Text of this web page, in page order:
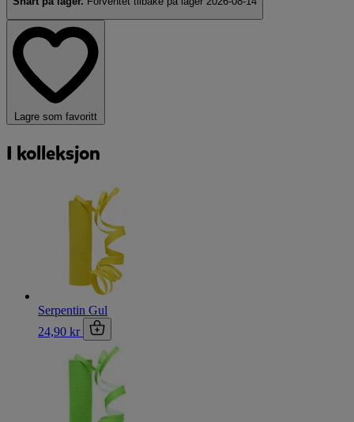
Lagre som favoritt
I kolleksjon
Serpentin Gul
24,90 kr